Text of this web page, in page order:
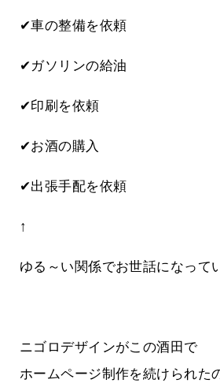
✔車の整備を依頼
✔ガソリンの給油
✔印刷を依頼
✔お酒の購入
✔出張手配を依頼
↑
ゆる～い関係でお世話になって
ニゴロデザインがこの酒田で
ホームページ制作を続けられた